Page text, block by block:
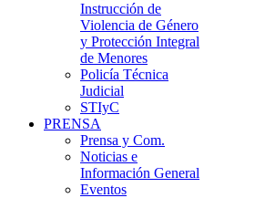
Instrucción de
Violencia de Género
y Protección Integral
de Menores
Policía Técnica
Judicial
STIyC
PRENSA
Prensa y Com.
Noticias e
Información General
Eventos